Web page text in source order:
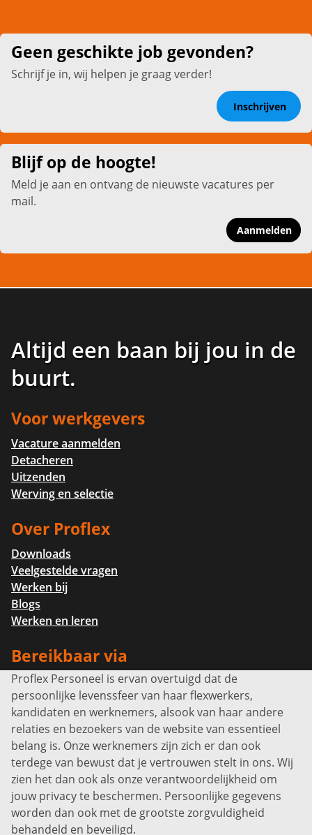
Geen geschikte job gevonden?
Schrijf je in, wij helpen je graag verder!
Inschrijven
Blijf op de hoogte!
Meld je aan en ontvang de nieuwste vacatures per
mail.
Aanmelden
Altijd een baan bij jou in de
buurt.
Voor werkgevers
Vacature aanmelden
Detacheren
Uitzenden
Werving en selectie
Over Proflex
Downloads
Veelgestelde vragen
Werken bij
Blogs
Werken en leren
Bereikbaar via
Info@proflexpersoneel.nl
Bel ons:+31 (0)85 0450040
Prins Willem-Alexanderlaan 301
7311 SW Apeldoorn
Disclaimer
Privacyverklaring
Sitemap
Copyright
Proflex Personeel is ervan overtuigd dat de
persoonlijke levenssfeer van haar flexwerkers,
kandidaten en werknemers, alsook van haar andere
relaties en bezoekers van de website van essentieel
belang is. Onze werknemers zijn zich er dan ook
terdege van bewust dat je vertrouwen stelt in ons. Wij
zien het dan ook als onze verantwoordelijkheid om
jouw privacy te beschermen. Persoonlijke gegevens
worden dan ook met de grootste zorgvuldigheid
behandeld en beveiligd.